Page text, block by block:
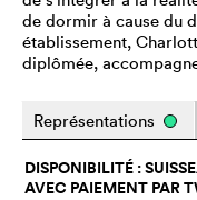
de dormir à cause du
établissement,
diplômée,
Représentations
DISPONIBILITÉ :
AVEC PAIEMENT PAR